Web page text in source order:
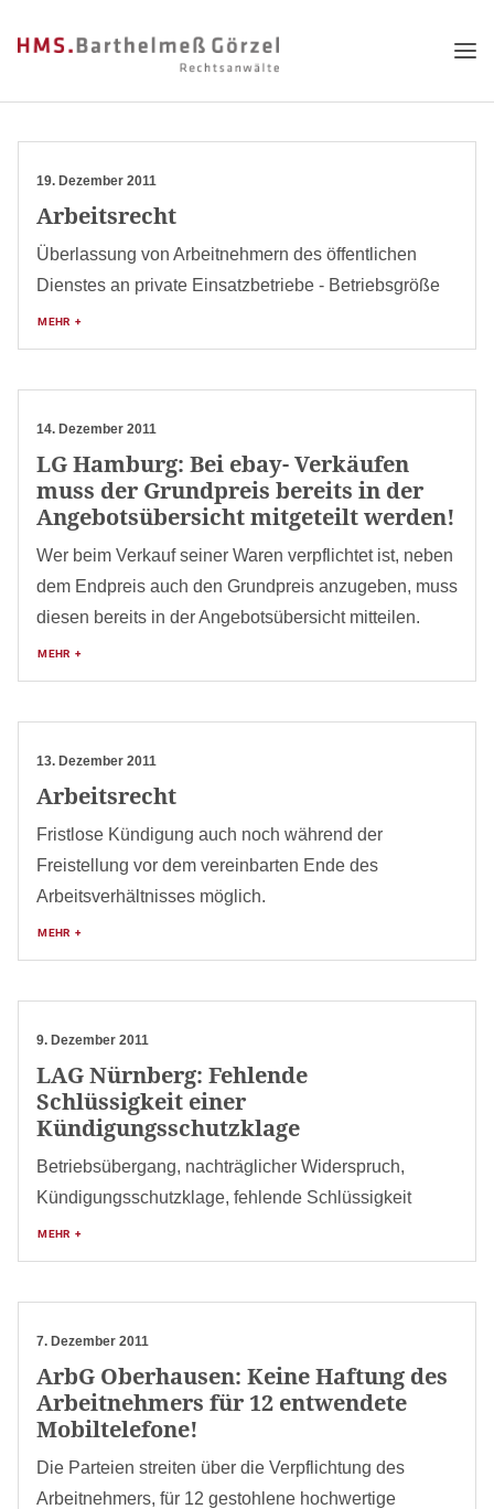
19. Dezember 2011
Arbeitsrecht
Überlassung von Arbeitnehmern des öffentlichen
Dienstes an private Einsatzbetriebe - Betriebsgröße
MEHR +
14. Dezember 2011
LG Hamburg: Bei ebay- Verkäufen
muss der Grundpreis bereits in der
Angebotsübersicht mitgeteilt werden!
Wer beim Verkauf seiner Waren verpflichtet ist, neben
dem Endpreis auch den Grundpreis anzugeben, muss
diesen bereits in der Angebotsübersicht mitteilen.
MEHR +
13. Dezember 2011
Arbeitsrecht
Fristlose Kündigung auch noch während der
Freistellung vor dem vereinbarten Ende des
Arbeitsverhältnisses möglich.
MEHR +
9. Dezember 2011
LAG Nürnberg: Fehlende
Schlüssigkeit einer
Kündigungsschutzklage
Betriebsübergang, nachträglicher Widerspruch,
Kündigungsschutzklage, fehlende Schlüssigkeit
MEHR +
7. Dezember 2011
ArbG Oberhausen: Keine Haftung des
Arbeitnehmers für 12 entwendete
Mobiltelefone!
Die Parteien streiten über die Verpflichtung des
Arbeitnehmers, für 12 gestohlene hochwertige